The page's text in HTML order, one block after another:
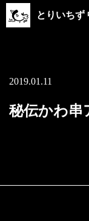
とりいちず
2019.01.11
秘伝かわ串